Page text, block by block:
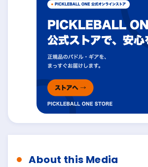
About this Media